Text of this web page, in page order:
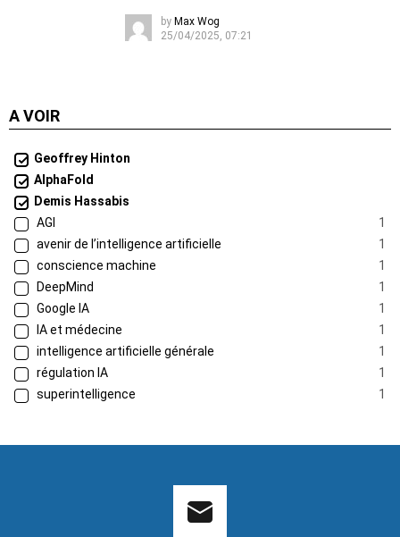
by Max Wog
25/04/2025, 07:21
A VOIR
Geoffrey Hinton
AlphaFold
Demis Hassabis
AGI
1
avenir de l’intelligence artificielle
1
conscience machine
1
DeepMind
1
Google IA
1
IA et médecine
1
intelligence artificielle générale
1
régulation IA
1
superintelligence
1